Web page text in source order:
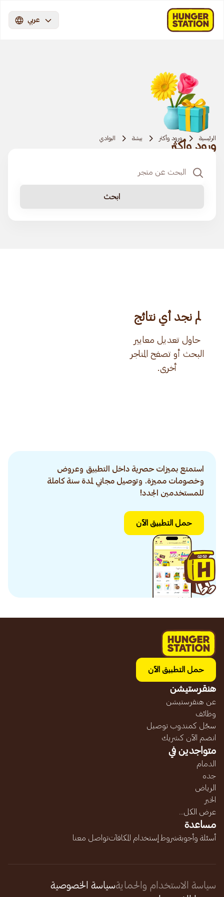
عربي
الرئيسية ورود وأكثر بيشة البوادي
ورود وأكثر
ابحث
لم نجد أي نتائج
حاول تعديل معايير
البحث أو تصفح المتاجر
أخرى.
استمتع بميزات حصرية داخل التطبيق وعروض
وخصومات مميزة. وتوصيل مجاني لمدة سنة كاملة
للمستخدمين الجدد!
حمل التطبيق الآن
حمل التطبيق الآن
هنقرستيشن
عن هنقرستيشن
وظائف
سجّل كمندوب توصيل
انضم الآن كشريك
متواجدين في
الدمام
جده
الرياض
الخبر
عرض الكل...
مساعدة
أسئلة وأجوبةشروط إستخدام المكافآتتواصل معنا
سياسة الاستخدام والحمايةسياسة الخصوصية